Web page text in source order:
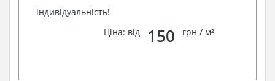
індивідуальність!
Ціна: від
150 грн / м²